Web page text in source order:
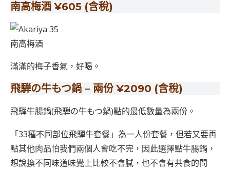
南高梅酒 ¥605 (含稅)
南高梅酒
滿滿的梅子香氣，好喝。
飛騨の牛もつ鍋 – 兩份 ¥2090 (含稅)
飛驒牛腸鍋(飛騨の牛もつ鍋)點的最低數量為兩份。
「33種不同部位飛驒牛套餐」為一人份套餐，但若又要再
點其他肉品怕我們兩個人會吃不完，因此選擇點牛腸鍋，
想說換不同味道味覺上比較不會膩，也不會有共食的問